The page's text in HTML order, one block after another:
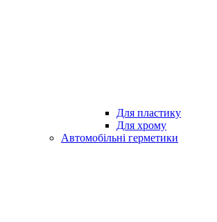
Для пластику
Для хрому
Автомобільні герметики